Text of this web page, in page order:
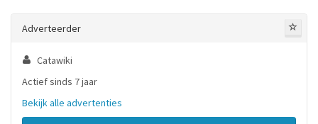
Adverteerder
Catawiki
Actief sinds 7 jaar
Bekijk alle advertenties